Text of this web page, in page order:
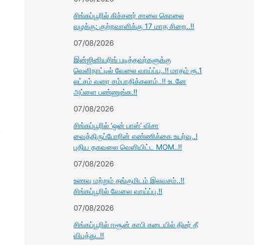
சிங்கப்பூரில் கிச்சனர் சாலை கொலை
வழக்கு: குற்றவாளிக்கு 17 மாத சிறை..!!
07/08/2026
இன்ஜினியரிங் படித்தவர்களுக்கு
வெளிநாட்டில் வேலை வாய்ப்பு..!! மாதம் ரூ.1
லட்சம் வரை சம்பாதிக்கலாம்..!! உடனே
அப்ளை பண்ணுங்க.!!
07/08/2026
சிங்கப்பூரில் ‘ஒன் பாஸ்’ விசா
வைத்திருப்போரின் எண்ணிக்கை உயர்வு..!
புதிய தகவலை வெளியிட்ட MOM..!!
07/08/2026
உணவு மற்றும் தங்குமிடம் இலவசம்..!!
சிங்கப்பூரில் வேலை வாய்ப்பு.!!
07/08/2026
சிங்கப்பூரில் ஈசூன் காபி கடையில் திடீர் தீ
விபத்து..!!